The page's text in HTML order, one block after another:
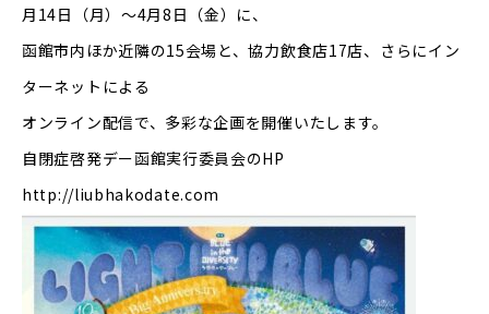
月14日（月）～4月8日（金）に、
函館市内ほか近隣の15会場と、協力飲食店17店、さらにイン
ターネットによる
オンライン配信で、多彩な企画を開催いたします。
自閉症啓発デー函館実行委員会のHP
http://liubhakodate.com